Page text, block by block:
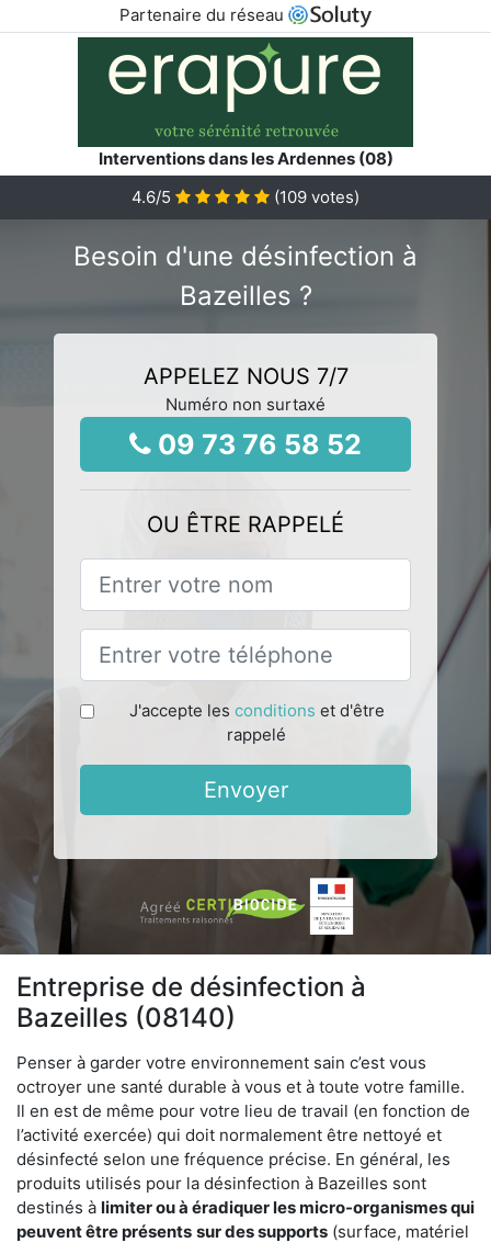
Partenaire du réseau
Interventions dans les Ardennes (08)
4.6/5 (109 votes)
Besoin d'une désinfection à
Bazeilles ?
APPELEZ NOUS 7/7
Numéro non surtaxé
09 73 76 58 52
OU ÊTRE RAPPELÉ
J'accepte les conditions et d'être
rappelé
Envoyer
Entreprise de désinfection à
Bazeilles (08140)
Penser à garder votre environnement sain c’est vous
octroyer une santé durable à vous et à toute votre famille.
Il en est de même pour votre lieu de travail (en fonction de
l’activité exercée) qui doit normalement être nettoyé et
désinfecté selon une fréquence précise. En général, les
produits utilisés pour la désinfection à Bazeilles sont
destinés à limiter ou à éradiquer les micro-organismes qui
peuvent être présents sur des supports (surface, matériel